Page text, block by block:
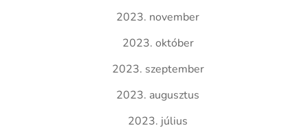
2023. november
2023. október
2023. szeptember
2023. augusztus
2023. július